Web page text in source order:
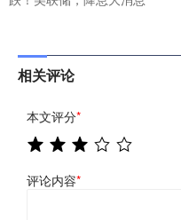
相关评论
本文评分*
评论内容*